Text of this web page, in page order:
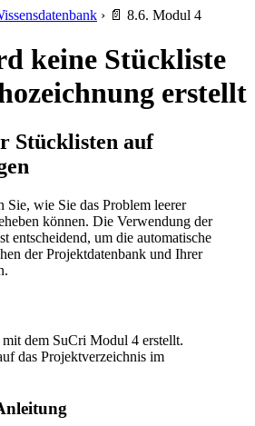
› 📄 8.6. Modul 4
keine Stückliste
erstellt
Stücklisten auf
Sie, wie Sie das Problem leerer
können. Die Verwendung der
entscheidend, um die automatische
der Projektdatenbank und Ihrer
dem SuCri Modul 4 erstellt.
das Projektverzeichnis im